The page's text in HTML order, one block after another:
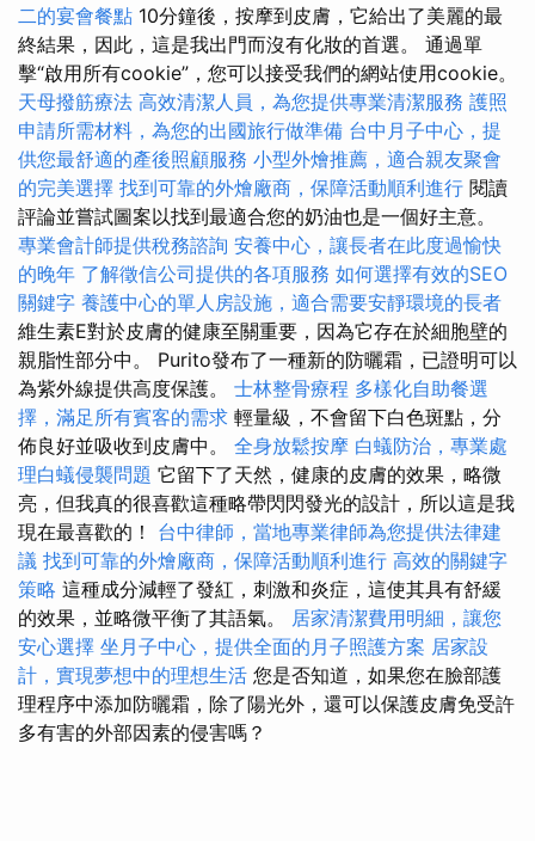
二的宴會餐點 10分鐘後，按摩到皮膚，它給出了美麗的最
終結果，因此，這是我出門而沒有化妝的首選。 通過單
擊“啟用所有cookie”，您可以接受我們的網站使用cookie。
天母撥筋療法 高效清潔人員，為您提供專業清潔服務 護照
申請所需材料，為您的出國旅行做準備 台中月子中心，提
供您最舒適的產後照顧服務 小型外燴推薦，適合親友聚會
的完美選擇 找到可靠的外燴廠商，保障活動順利進行 閱讀
評論並嘗試圖案以找到最適合您的奶油也是一個好主意。
專業會計師提供稅務諮詢 安養中心，讓長者在此度過愉快
的晚年 了解徵信公司提供的各項服務 如何選擇有效的SEO
關鍵字 養護中心的單人房設施，適合需要安靜環境的長者
維生素E對於皮膚的健康至關重要，因為它存在於細胞壁的
親脂性部分中。 Purito發布了一種新的防曬霜，已證明可以
為紫外線提供高度保護。 士林整骨療程 多樣化自助餐選
擇，滿足所有賓客的需求 輕量級，不會留下白色斑點，分
佈良好並吸收到皮膚中。 全身放鬆按摩 白蟻防治，專業處
理白蟻侵襲問題 它留下了天然，健康的皮膚的效果，略微
亮，但我真的很喜歡這種略帶閃閃發光的設計，所以這是我
現在最喜歡的！ 台中律師，當地專業律師為您提供法律建
議 找到可靠的外燴廠商，保障活動順利進行 高效的關鍵字
策略 這種成分減輕了發紅，刺激和炎症，這使其具有舒緩
的效果，並略微平衡了其語氣。 居家清潔費用明細，讓您
安心選擇 坐月子中心，提供全面的月子照護方案 居家設
計，實現夢想中的理想生活 您是否知道，如果您在臉部護
理程序中添加防曬霜，除了陽光外，還可以保護皮膚免受許
多有害的外部因素的侵害嗎？